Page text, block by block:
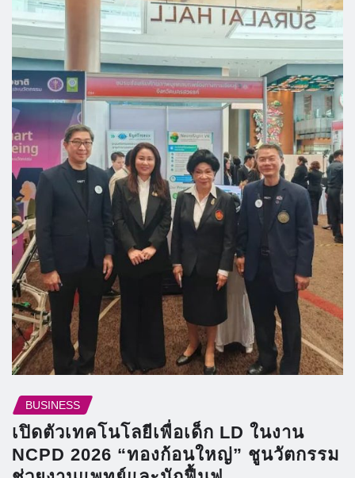
BUSINESS
เปิดตัวเทคโนโลยีเพื่อเด็ก LD ในงาน
NCPD 2026 “ทองก้อนใหญ่” ชูนวัตกรรม